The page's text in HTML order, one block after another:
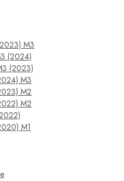
M3
(2024)
(2023)
M3
M2
M2
M1